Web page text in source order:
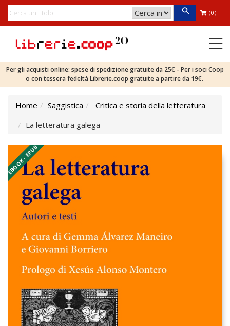
(0)
Per gli acquisti online: spese di spedizione gratuite da 25€ - Per i soci Coop
o con tessera fedeltà Librerie.coop gratuite a partire da 19€.
Home Saggistica
Critica e storia della letteratura
La letteratura galega
EBOOK - EPUB